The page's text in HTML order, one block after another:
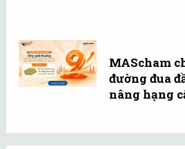
MAScham
đường đua
nâng hạng